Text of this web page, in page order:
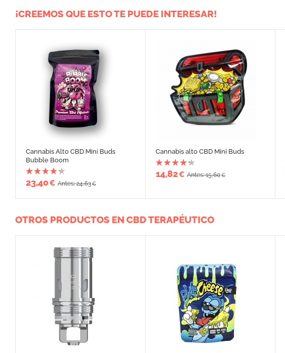
¡CREEMOS QUE ESTO TE PUEDE INTERESAR!
Cannabis Alto CBD Mini Buds
Bubble Boom
23,40€ Antes: 24,63€
Cannabis alto CBD Mini Buds
14,82€ Antes: 15,60€
OTROS PRODUCTOS EN CBD TERAPÉUTICO